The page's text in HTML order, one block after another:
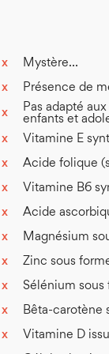
J Obstet
Feb;53(2):92-
J Nutr. 2009
x Mystère…
x Présence de
x
Pas adapté
enfants et
x
Vitamine E
x Acide folique
x Vitamine B6
x Acide
x Magnésium
x Zinc sous
x Sélénium
x Bêta-carotène
x Vitamine D